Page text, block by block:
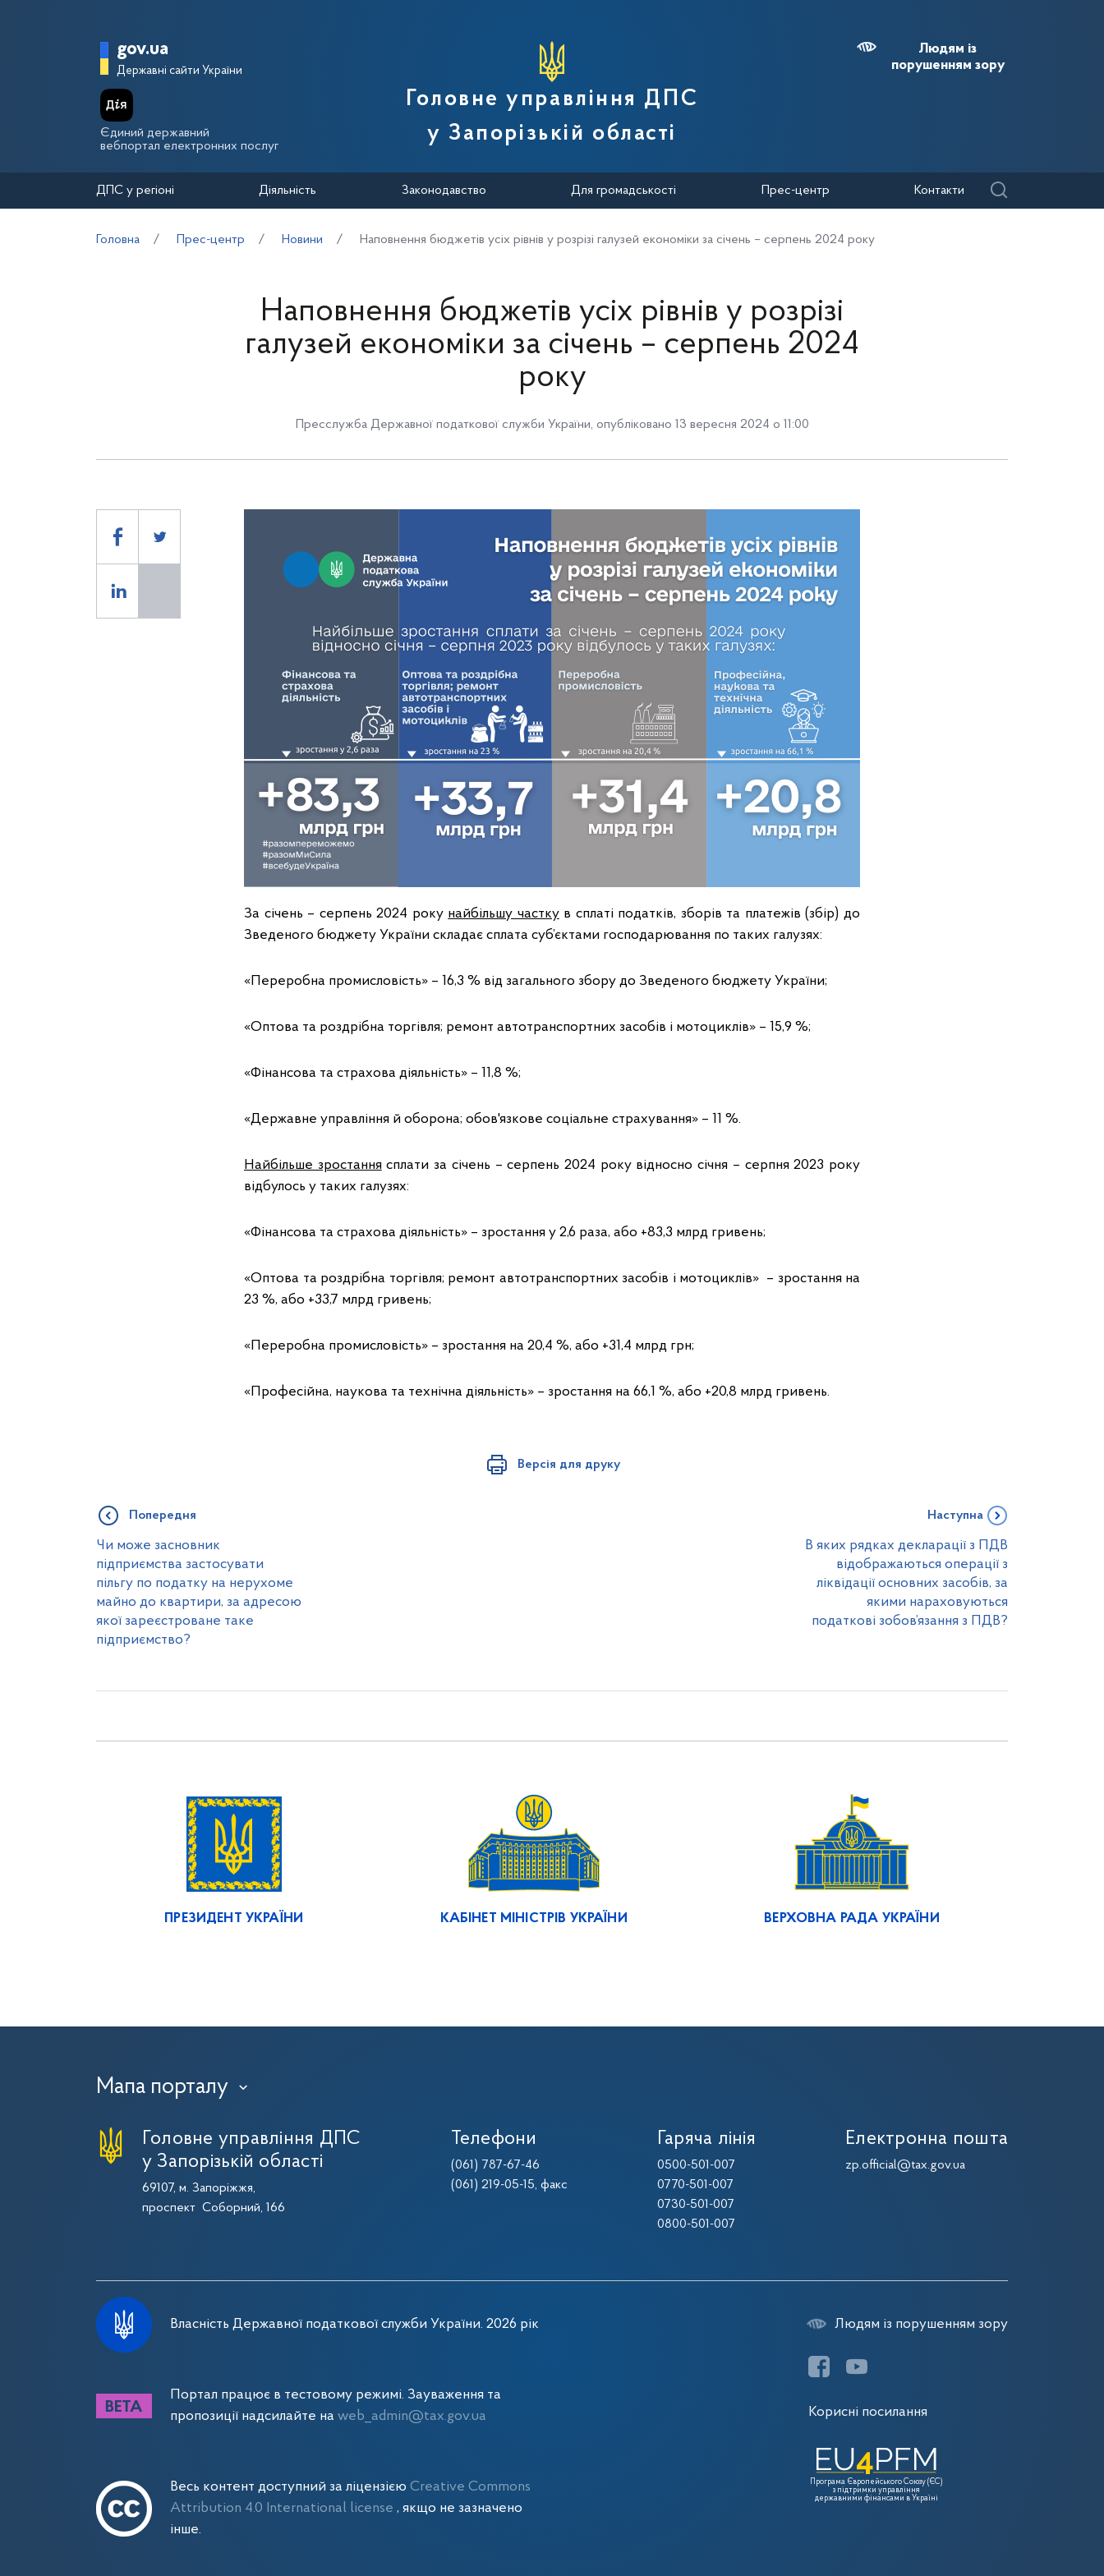
Головна сторінка Державної податкової служби України
gov.ua
Державні сайти України
Єдиний державний
вебпортал електронних послуг
Головне управління ДПС
у Запорізькій області
Людям із
порушенням зору
ДПС у регіоні Діяльність Законодавство Для громадськості Прес-центр Контакти
Головна Прес-центр Новини Наповнення бюджетів усіх рівнів у розрізі галузей економіки за січень – серпень 2024 року
Наповнення бюджетів усіх рівнів у розрізі
галузей економіки за січень – серпень 2024
року
Пресслужба Державної податкової служби України, опубліковано 13 вересня 2024 о 11:00
За січень – серпень 2024 року найбільшу часткув сплаті податків, зборів та платежів (збір) до
Зведеного бюджету України складає сплата суб’єктами господарювання по таких галузях:
«Переробна промисловість» – 16,3 % від загального збору до Зведеного бюджету України;
«Оптова та роздрібна торгівля; ремонт автотранспортних засобів i мотоциклів» – 15,9 %;
«Фінансова та страхова діяльність» – 11,8 %;
«Державне управління й оборона; обов'язкове соціальне страхування» – 11 %.
Найбільше зростаннясплати за січень – серпень 2024 року відносно січня – серпня 2023 року
відбулось у таких галузях:
«Фінансова та страхова діяльність» – зростання у 2,6 раза, або +83,3 млрд гривень;
«Оптова та роздрібна торгівля; ремонт автотранспортних засобів i мотоциклів» – зростання на
23 %, або +33,7 млрд гривень;
«Переробна промисловість» – зростання на 20,4 %, або +31,4 млрд грн;
«Професійна, наукова та технічна діяльність» – зростання на 66,1 %, або +20,8 млрд гривень.
Версія для друку
Попередня
Чи може засновник
підприємства застосувати
пільгу по податку на нерухоме
майно до квартири, за адресою
якої зареєстроване таке
підприємство?
Наступна
В яких рядках декларації з ПДВ
відображаються операції з
ліквідації основних засобів, за
якими нараховуються
податкові зобов’язання з ПДВ?
ПРЕЗИДЕНТ УКРАЇНИ КАБІНЕТ МІНІСТРІВ УКРАЇНИ ВЕРХОВНА РАДА УКРАЇНИ
Мапа порталу ›
Головне управління ДПС
у Запорізькій області
69107, м. Запоріжжя,
проспект Соборний, 166
Телефони
(061) 787-67-46
(061) 219-05-15, факс
Гаряча лінія
0500-501-007
0770-501-007
0730-501-007
0800-501-007
Електронна пошта
zp.official@tax.gov.ua
Власність Державної податкової служби України. 2026 рік
Портал працює в тестовому режимі. Зауваження та
пропозиції надсилайте на web_admin@tax.gov.ua
Весь контент доступний за ліцензією Creative Commons
Attribution 4.0 International license , якщо не зазначено
інше.
Людям із порушенням зору
Корисні посилання
Програма Європейського Союзу (ЄС)
з підтримки управління
державними фінансами в Україні